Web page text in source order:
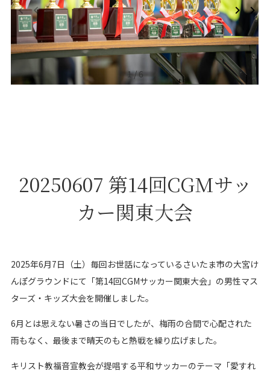
1 / 6
20250607 第14回CGMサッ
カー関東大会
2025年6月7日（土）毎回お世話になっているさいたま市の大宮け
んぽグラウンドにて「第14回CGMサッカー関東大会」の男性マス
ターズ・キッズ大会を開催しました。
6月とは思えない暑さの当日でしたが、梅雨の合間で心配された
雨もなく、最後まで晴天のもと熱戦を繰り広げました。
キリスト教福音宣教会が提唱する平和サッカーのテーマ「愛すれ